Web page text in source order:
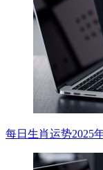
每日生肖运势2025